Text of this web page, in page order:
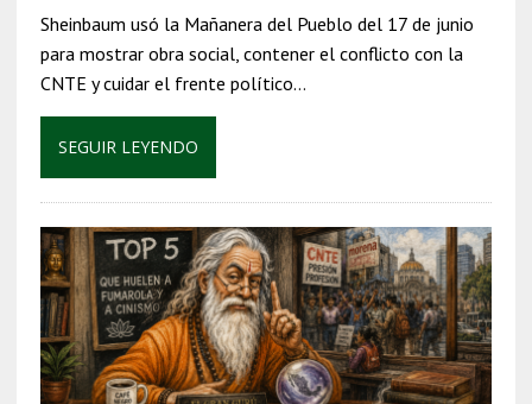
Sheinbaum usó la Mañanera del Pueblo del 17 de junio
para mostrar obra social, contener el conflicto con la
CNTE y cuidar el frente político…
SEGUIR LEYENDO